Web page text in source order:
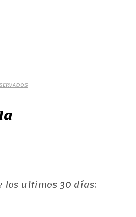
los ultimos 30 días: